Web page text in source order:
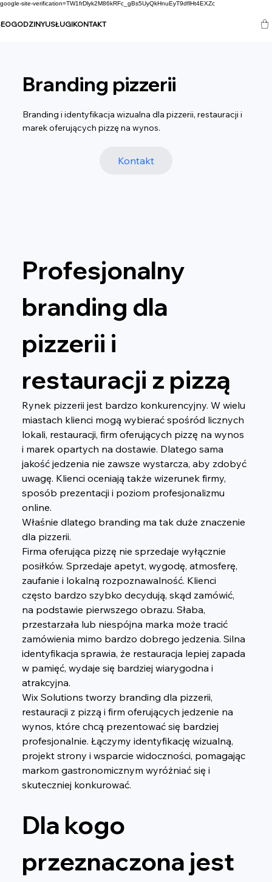
google-site-verification=TW1frDlyk2M86kRFc_gBs5UyQkHnuEyT9dflHt4EXZc
GODZINYUSŁUGIKONTAKT
Branding pizzerii
Branding i identyfikacja wizualna dla pizzerii, restauracji i
marek oferujących pizzę na wynos.
Kontakt
Profesjonalny
branding dla
pizzerii i
restauracji z pizzą
Rynek pizzerii jest bardzo konkurencyjny. W wielu
miastach klienci mogą wybierać spośród licznych
lokali, restauracji, firm oferujących pizzę na wynos
i marek opartych na dostawie. Dlatego sama
jakość jedzenia nie zawsze wystarcza, aby zdobyć
uwagę. Klienci oceniają także wizerunek firmy,
sposób prezentacji i poziom profesjonalizmu
online.
Właśnie dlatego branding ma tak duże znaczenie
dla pizzerii.
Firma oferująca pizzę nie sprzedaje wyłącznie
posiłków. Sprzedaje apetyt, wygodę, atmosferę,
zaufanie i lokalną rozpoznawalność. Klienci
często bardzo szybko decydują, skąd zamówić,
na podstawie pierwszego obrazu. Słaba,
przestarzała lub niespójna marka może tracić
zamówienia mimo bardzo dobrego jedzenia. Silna
identyfikacja sprawia, że restauracja lepiej zapada
w pamięć, wydaje się bardziej wiarygodna i
atrakcyjna.
Wix Solutions tworzy branding dla pizzerii,
restauracji z pizzą i firm oferujących jedzenie na
wynos, które chcą prezentować się bardziej
profesjonalnie. Łączymy identyfikację wizualną,
projekt strony i wsparcie widoczności, pomagając
markom gastronomicznym wyróżniać się i
skuteczniej konkurować.
Dla kogo
przeznaczona jest